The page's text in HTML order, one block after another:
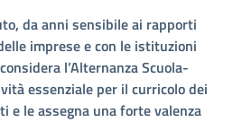
da anni sensibile ai rapporti
imprese e con le istituzioni
l’Alternanza Scuola-
essenziale per il curricolo dei
e le assegna una forte valenza